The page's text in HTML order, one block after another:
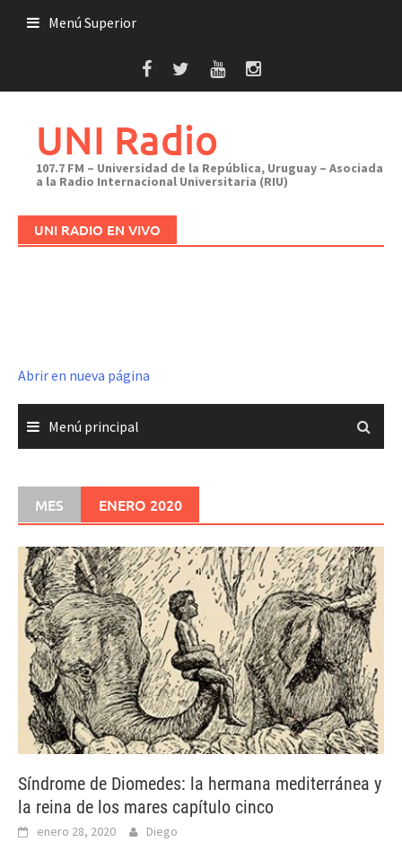
Menú Superior
UNI Radio
107.7 FM – Universidad de la República, Uruguay – Asociada
a la Radio Internacional Universitaria (RIU)
UNI RADIO EN VIVO
Abrir en nueva página
Menú principal
MES ENERO 2020
Síndrome de Diomedes: la hermana mediterránea y
la reina de los mares capítulo cinco
enero 28, 2020 Diego